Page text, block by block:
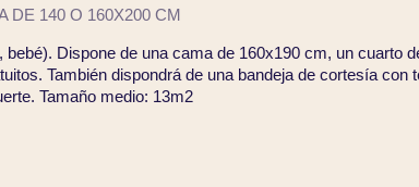
DE 140 O 160X200 CM
Dispone de una cama de 160x190 cm, un cuarto
También dispondrá de una bandeja de cortesía con
Tamaño medio: 13m2